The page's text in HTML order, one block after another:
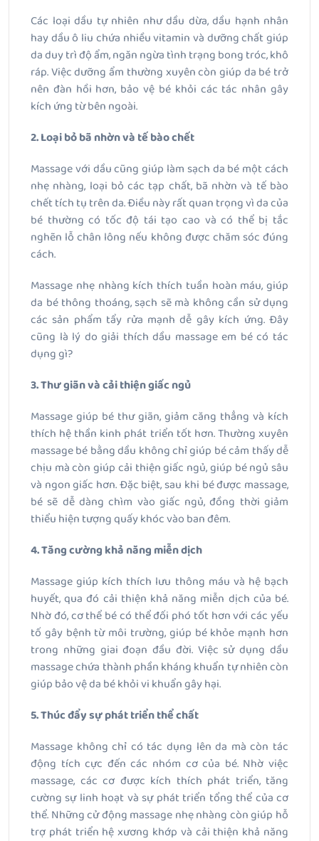
Các loại dầu tự nhiên như dầu dừa, dầu hạnh nhân
hay dầu ô liu chứa nhiều vitamin và dưỡng chất giúp
da duy trì độ ẩm, ngăn ngừa tình trạng bong tróc, khô
ráp. Việc dưỡng ẩm thường xuyên còn giúp da bé trở
nên đàn hồi hơn, bảo vệ bé khỏi các tác nhân gây
kích ứng từ bên ngoài.
2. Loại bỏ bã nhờn và tế bào chết
Massage với dầu cũng giúp làm sạch da bé một cách
nhẹ nhàng, loại bỏ các tạp chất, bã nhờn và tế bào
chết tích tụ trên da. Điều này rất quan trọng vì da của
bé thường có tốc độ tái tạo cao và có thể bị tắc
nghẽn lỗ chân lông nếu không được chăm sóc đúng
cách.
Massage nhẹ nhàng kích thích tuần hoàn máu, giúp
da bé thông thoáng, sạch sẽ mà không cần sử dụng
các sản phẩm tẩy rửa mạnh dễ gây kích ứng. Đây
cũng là lý do giải thích dầu massage em bé có tác
dụng gì?
3. Thư giãn và cải thiện giấc ngủ
Massage giúp bé thư giãn, giảm căng thẳng và kích
thích hệ thần kinh phát triển tốt hơn. Thường xuyên
massage bé bằng dầu không chỉ giúp bé cảm thấy dễ
chịu mà còn giúp cải thiện giấc ngủ, giúp bé ngủ sâu
và ngon giấc hơn. Đặc biệt, sau khi bé được massage,
bé sẽ dễ dàng chìm vào giấc ngủ, đồng thời giảm
thiểu hiện tượng quấy khóc vào ban đêm.
4. Tăng cường khả năng miễn dịch
Massage giúp kích thích lưu thông máu và hệ bạch
huyết, qua đó cải thiện khả năng miễn dịch của bé.
Nhờ đó, cơ thể bé có thể đối phó tốt hơn với các yếu
tố gây bệnh từ môi trường, giúp bé khỏe mạnh hơn
trong những giai đoạn đầu đời. Việc sử dụng dầu
massage chứa thành phần kháng khuẩn tự nhiên còn
giúp bảo vệ da bé khỏi vi khuẩn gây hại.
5. Thúc đẩy sự phát triển thể chất
Massage không chỉ có tác dụng lên da mà còn tác
động tích cực đến các nhóm cơ của bé. Nhờ việc
massage, các cơ được kích thích phát triển, tăng
cường sự linh hoạt và sự phát triển tổng thể của cơ
thể. Những cử động massage nhẹ nhàng còn giúp hỗ
trợ phát triển hệ xương khớp và cải thiện khả năng